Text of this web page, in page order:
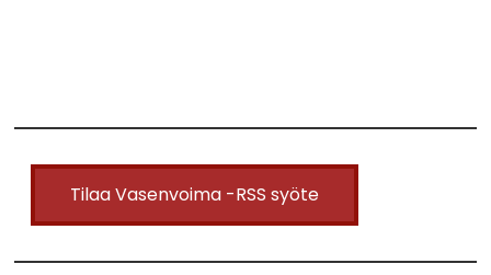
Tilaa Vasenvoima -RSS syöte